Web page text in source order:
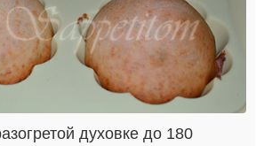
духовке до 180